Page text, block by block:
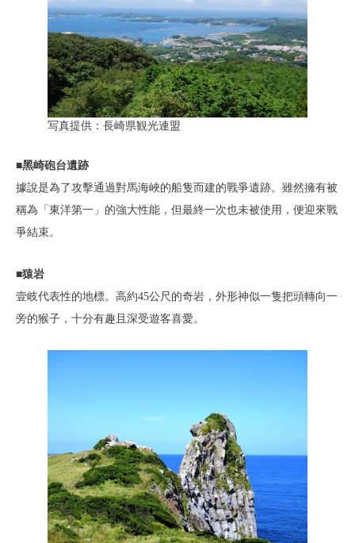
写真提供：長崎県観光連盟
■黑崎砲台遺跡
據說是為了攻擊通過對馬海峽的船隻而建的戰爭遺跡。雖然擁有被
稱為「東洋第一」的強大性能，但最終一次也未被使用，便迎來戰
爭結束。
■猿岩
壹岐代表性的地標。高約45公尺的奇岩，外形神似一隻把頭轉向一
旁的猴子，十分有趣且深受遊客喜愛。